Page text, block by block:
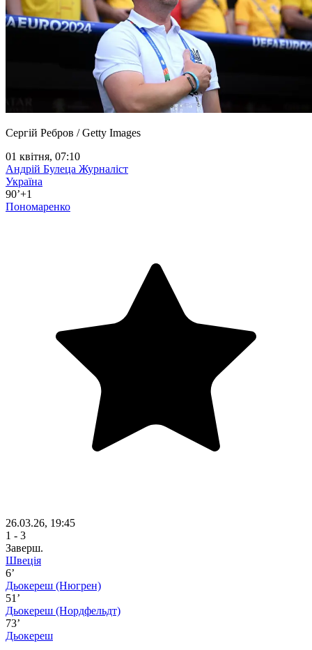
Сергій Ребров / Getty Images
01 квітня, 07:10
Андрій Булеца Журналіст
Україна
90’+1
Пономаренко
26.03.26, 19:45
1 - 3
Заверш.
Швеція
6’
Дьокереш (Нюгрен)
51’
Дьокереш (Нордфельдт)
73’
Дьокереш